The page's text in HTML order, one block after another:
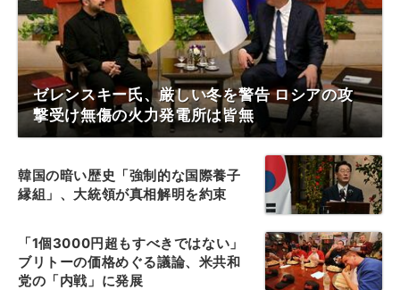
ゼレンスキー氏、厳しい冬を警告 ロシアの攻
撃受け無傷の火力発電所は皆無
韓国の暗い歴史「強制的な国際養子
縁組」、大統領が真相解明を約束
「1個3000円超もすべきではない」
ブリトーの価格めぐる議論、米共和
党の「内戦」に発展